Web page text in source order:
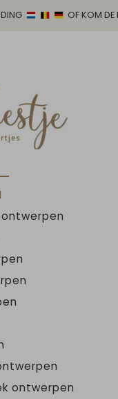
OF KOM DE
ontwerpen